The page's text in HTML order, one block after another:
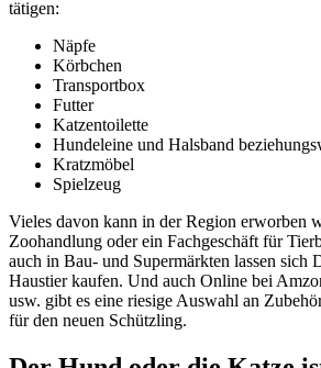
tätigen:
Näpfe
Körbchen
Transportbox
Futter
Katzentoilette
Hundeleine und Halsband
Kratzmöbel
Spielzeug
Vieles davon kann in der Region erworben
Zoohandlung oder ein Fachgeschäft für
auch in Bau- und Supermärkten lassen sich
Haustier kaufen. Und auch Online bei
usw. gibt es eine riesige Auswahl an
für den neuen Schützling.